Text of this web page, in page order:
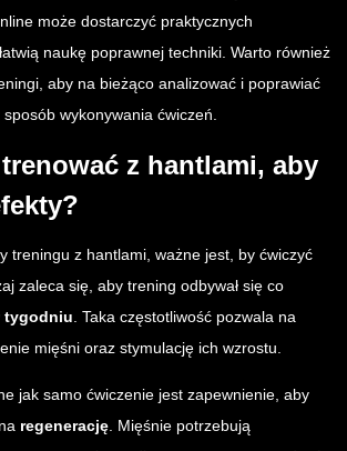
może dostarczyć praktycznych
naukę poprawnej techniki. Warto również
aby na bieżąco analizować i poprawiać
wykonywania ćwiczeń.
z hantlami, aby
treningu z hantlami, ważne jest, by ćwiczyć
zaleca się, aby trening odbywał się co
tygodniu . Taka częstotliwość pozwala na
mięśni oraz stymulację ich wzrostu.
jak samo ćwiczenie jest zapewnienie, aby
regenerację . Mięśnie potrzebują